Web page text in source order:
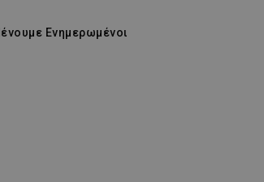
Ενημερωμένοι